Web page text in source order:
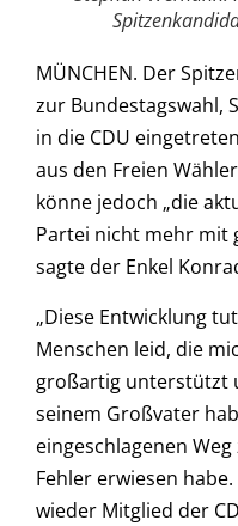
MÜNCHEN. Der
zur Bundestagswahl,
in die CDU
aus den Freien
könne jedoch „die
Partei nicht mehr mit
sagte der Enkel
„Diese Entwicklung
Menschen leid, die
großartig unterstützt
seinem Großvater
eingeschlagenen
Fehler erwiesen
wieder Mitglied der